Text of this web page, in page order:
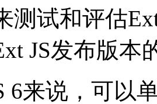
测试和评估
JS发布版本
6来说，可以